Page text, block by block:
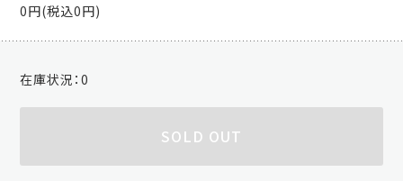
0円(税込0円)
在庫状況：0
SOLD OUT